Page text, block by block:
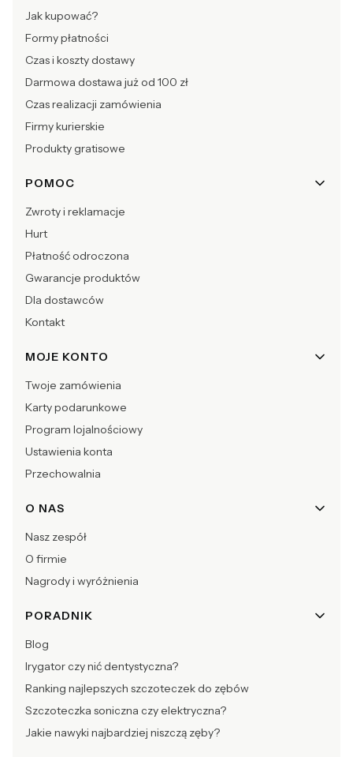
Jak kupować?
Formy płatności
Czas i koszty dostawy
Darmowa dostawa już od 100 zł
Czas realizacji zamówienia
Firmy kurierskie
Produkty gratisowe
POMOC
Zwroty i reklamacje
Hurt
Płatność odroczona
Gwarancje produktów
Dla dostawców
Kontakt
MOJE KONTO
Twoje zamówienia
Karty podarunkowe
Program lojalnościowy
Ustawienia konta
Przechowalnia
O NAS
Nasz zespół
O firmie
Nagrody i wyróżnienia
PORADNIK
Blog
Irygator czy nić dentystyczna?
Ranking najlepszych szczoteczek do zębów
Szczoteczka soniczna czy elektryczna?
Jakie nawyki najbardziej niszczą zęby?